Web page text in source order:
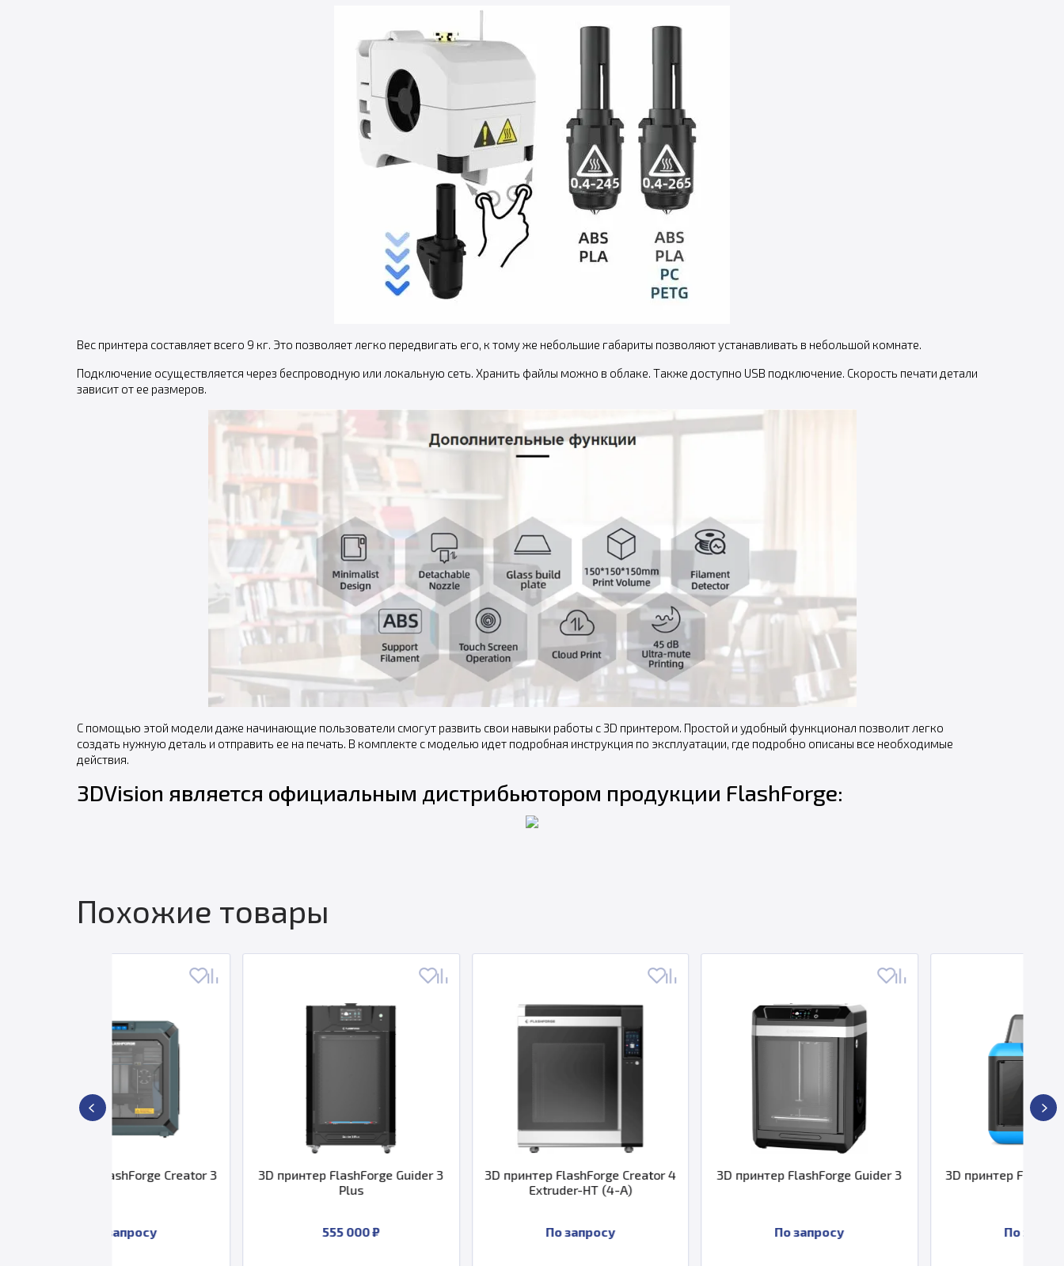
Вес принтера составляет всего 9 кг. Это позволяет легко передвигать его, к тому же небольшие габариты позволяют устанавливать в небольшой комнате.
Подключение осуществляется через беспроводную или локальную сеть. Хранить файлы можно в облаке. Также доступно USB подключение. Скорость печати детали
зависит от ее размеров.
С помощью этой модели даже начинающие пользователи смогут развить свои навыки работы с 3D принтером. Простой и удобный функционал позволит легко
создать нужную деталь и отправить ее на печать. В комплекте с моделью идет подробная инструкция по эксплуатации, где подробно описаны все необходимые
действия.
3DVision является официальным дистрибьютором продукции FlashForge:
Похожие товары
3D принтер FlashForge Guider 3
3D принтер FlashForge Creator 4
3D принтер FlashForge Guider 3
3D принтер FlashForge Inventor